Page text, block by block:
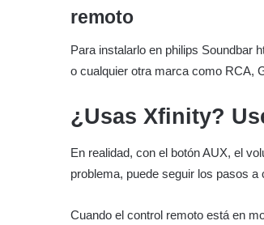
remoto
Para instalarlo en philips Soundbar
o cualquier otra marca como RCA,
¿Usas Xfinity?
En realidad, con el botón AUX, el
problema, puede seguir los pasos a
Cuando el control remoto está en